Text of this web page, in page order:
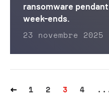
ransomware
week-ends.
23 novembre 2025
1 2 3 4